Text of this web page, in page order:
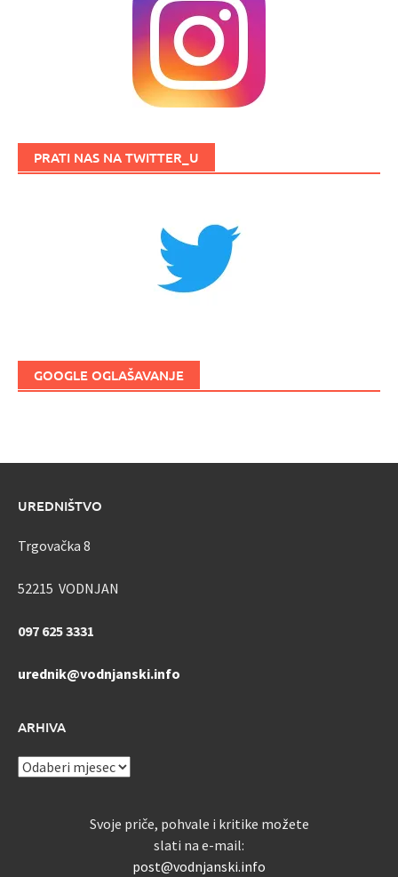
PRATI NAS NA TWITTER_U
GOOGLE OGLAŠAVANJE
UREDNIŠTVO
Trgovačka 8
52215 VODNJAN
097 625 3331
urednik@vodnjanski.info
ARHIVA
ARHIVA
Svoje priče, pohvale i kritike možete
slati na e-mail:
post@vodnjanski.info